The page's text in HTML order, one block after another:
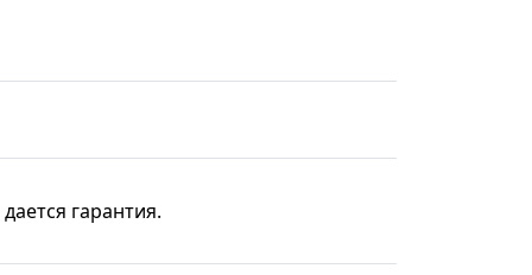
гарантия.